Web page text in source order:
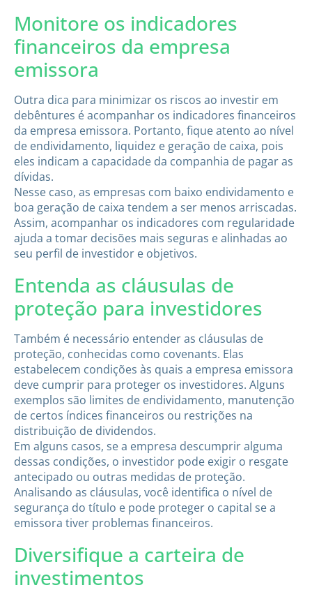
Monitore os indicadores
financeiros da empresa
emissora
Outra dica para minimizar os riscos ao investir em
debêntures é acompanhar os indicadores financeiros
da empresa emissora. Portanto, fique atento ao nível
de endividamento, liquidez e geração de caixa, pois
eles indicam a capacidade da companhia de pagar as
dívidas.
Nesse caso, as empresas com baixo endividamento e
boa geração de caixa tendem a ser menos arriscadas.
Assim, acompanhar os indicadores com regularidade
ajuda a tomar decisões mais seguras e alinhadas ao
seu perfil de investidor e objetivos.
Entenda as cláusulas de
proteção para investidores
Também é necessário entender as cláusulas de
proteção, conhecidas como covenants. Elas
estabelecem condições às quais a empresa emissora
deve cumprir para proteger os investidores. Alguns
exemplos são limites de endividamento, manutenção
de certos índices financeiros ou restrições na
distribuição de dividendos.
Em alguns casos, se a empresa descumprir alguma
dessas condições, o investidor pode exigir o resgate
antecipado ou outras medidas de proteção.
Analisando as cláusulas, você identifica o nível de
segurança do título e pode proteger o capital se a
emissora tiver problemas financeiros.
Diversifique a carteira de
investimentos